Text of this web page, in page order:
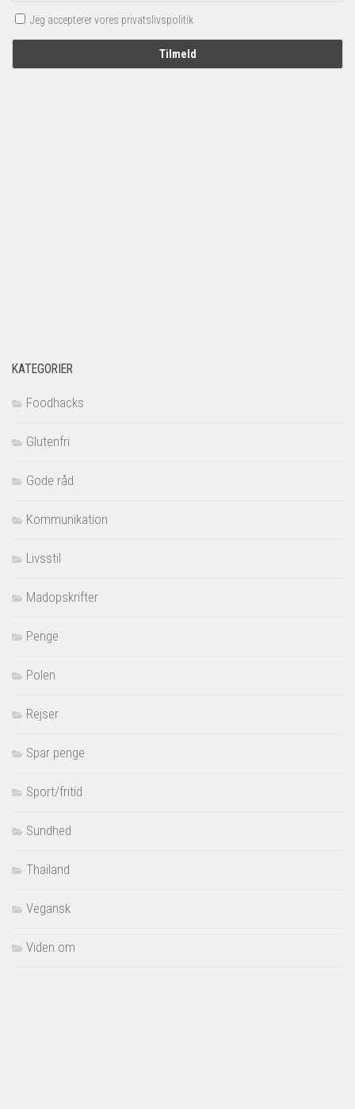
Jeg accepterer vores privatslivspolitik
KATEGORIER
Foodhacks
Glutenfri
Gode råd
Kommunikation
Livsstil
Madopskrifter
Penge
Polen
Rejser
Spar penge
Sport/fritid
Sundhed
Thailand
Vegansk
Viden om